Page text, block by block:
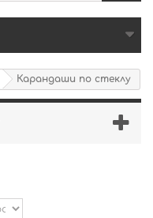
Карандаши по стеклу